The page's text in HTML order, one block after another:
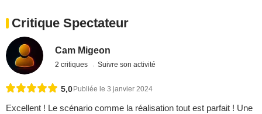
Critique Spectateur
Cam Migeon
2 critiques Suivre son activité
5,0Publiée le 3 janvier 2024
Excellent ! Le scénario comme la réalisation tout est parfait ! Une